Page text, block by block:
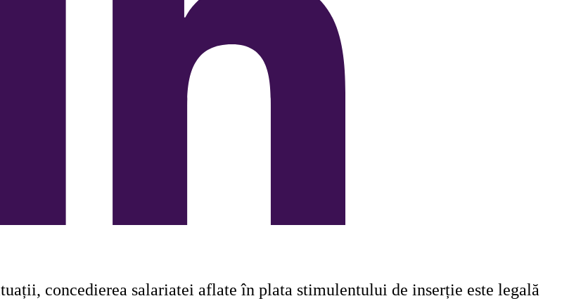
concedierea salariatei aflate în plata stimulentului de inserție este legală